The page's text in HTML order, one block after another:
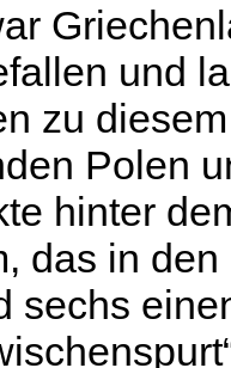
und
zu diesem
Polen
hinter
das in den
sechs